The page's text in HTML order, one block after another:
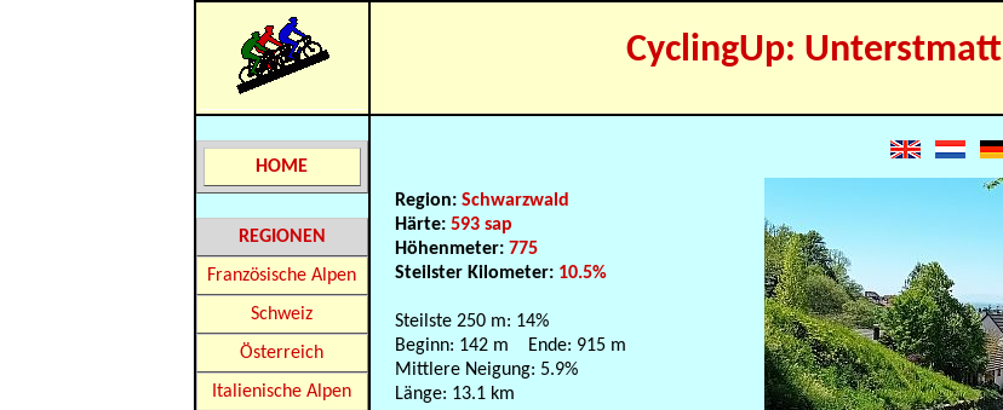
CyclingUp: Unterstmatt
HOME
REGIONEN
Französische Alpen
Schweiz
Österreich
Italienische Alpen
Region:Schwarzwald
Härte:593 sap
Höhenmeter:775
Steilster Kilometer: 10.5%
Steilste 250 m: 14%
Beginn: 142 m Ende: 915 m
Mittlere Neigung: 5.9%
Länge: 13.1 km